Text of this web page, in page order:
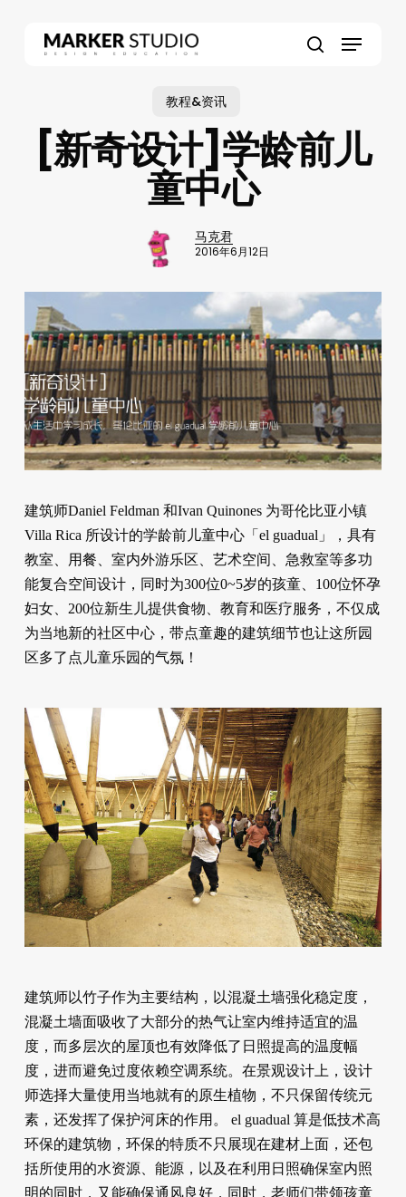
Menu
教程&资讯
[新奇设计]学龄前儿
童中心
马克君
2016年6月12日
建筑师Daniel Feldman 和Ivan Quinones 为哥伦比亚小镇
Villa Rica 所设计的学龄前儿童中心「el guadual」，具有
教室、用餐、室内外游乐区、艺术空间、急救室等多功
能复合空间设计，同时为300位0~5岁的孩童、100位怀孕
妇女、200位新生儿提供食物、教育和医疗服务，不仅成
为当地新的社区中心，带点童趣的建筑细节也让这所园
区多了点儿童乐园的气氛！
建筑师以竹子作为主要结构，以混凝土墙强化稳定度，
混凝土墙面吸收了大部分的热气让室内维持适宜的温
度，而多层次的屋顶也有效降低了日照提高的温度幅
度，进而避免过度依赖空调系统。在景观设计上，设计
师选择大量使用当地就有的原生植物，不只保留传统元
素，还发挥了保护河床的作用。 el guadual 算是低技术高
环保的建筑物，环保的特质不只展现在建材上面，还包
括所使用的水资源、能源，以及在利用日照确保室内照
明的同时，又能确保通风良好，同时，老师们带领孩童